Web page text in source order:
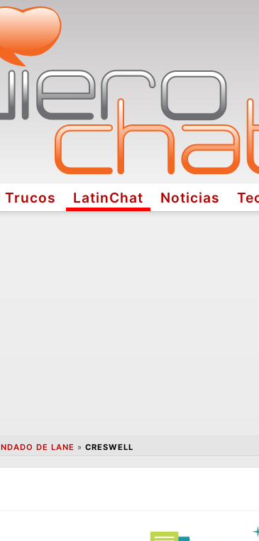
Trucos LatinChat Noticias
DE LANE » CRESWELL